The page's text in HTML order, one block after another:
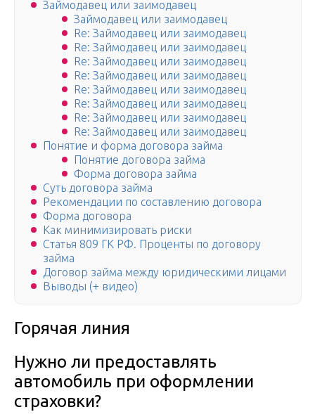
Займодавец или заимодавец
Займодавец или заимодавец
Re: Займодавец или заимодавец
Re: Займодавец или заимодавец
Re: Займодавец или заимодавец
Re: Займодавец или заимодавец
Re: Займодавец или заимодавец
Re: Займодавец или заимодавец
Re: Займодавец или заимодавец
Re: Займодавец или заимодавец
Понятие и форма договора займа
Понятие договора займа
Форма договора займа
Суть договора займа
Рекомендации по составлению договора
Форма договора
Как минимизировать риски
Статья 809 ГК РФ. Проценты по договору
займа
Договор займа между юридическими лицами
Выводы (+ видео)
Горячая линия
Нужно ли предоставлять
автомобиль при оформлении
страховки?